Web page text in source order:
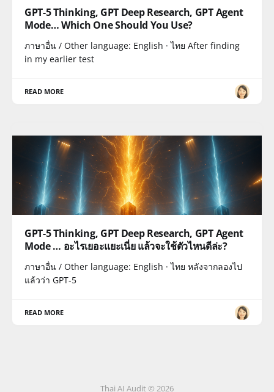
GPT-5 Thinking, GPT Deep Research, GPT Agent
Mode… Which One Should You Use?
ภาษาอื่น / Other language: English · ไทย After finding
in my earlier test
READ MORE
GPT-5 Thinking, GPT Deep Research, GPT Agent
Mode … อะไรเยอะแยะเนี่ย แล้วจะใช้ตัวไหนดีล่ะ?
ภาษาอื่น / Other language: English · ไทย หลังจากลองไป
แล้วว่า GPT-5
READ MORE
Thai AI Audit © 2026